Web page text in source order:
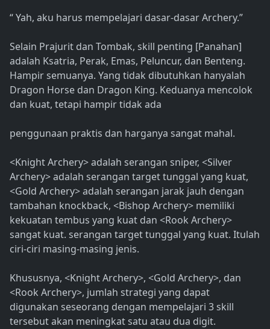
“ Yah, aku harus mempelajari dasar-dasar Archery.”
Selain Prajurit dan Tombak, skill penting [Panahan]
adalah Ksatria, Perak, Emas, Peluncur, dan Benteng.
Hampir semuanya. Yang tidak dibutuhkan hanyalah
Dragon Horse dan Dragon King. Keduanya mencolok
dan kuat, tetapi hampir tidak ada
penggunaan praktis dan harganya sangat mahal.
<Knight Archery> adalah serangan sniper, <Silver
Archery> adalah serangan target tunggal yang kuat,
<Gold Archery> adalah serangan jarak jauh dengan
tambahan knockback, <Bishop Archery> memiliki
kekuatan tembus yang kuat dan <Rook Archery>
sangat kuat. serangan target tunggal yang kuat. Itulah
ciri-ciri masing-masing jenis.
Khususnya, <Knight Archery>, <Gold Archery>, dan
<Rook Archery>, jumlah strategi yang dapat
digunakan seseorang dengan mempelajari 3 skill
tersebut akan meningkat satu atau dua digit.